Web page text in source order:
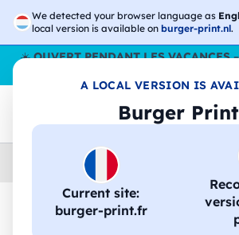
We detected your browser language as
local version is available on burger-print.nl.
A LOCAL VERSION IS
Burger Print
Current site:
burger-print.fr
☀️OUVERT PENDANT LES VACANCES
Accessoires gadgets-
🔥 Impression DTF à -30